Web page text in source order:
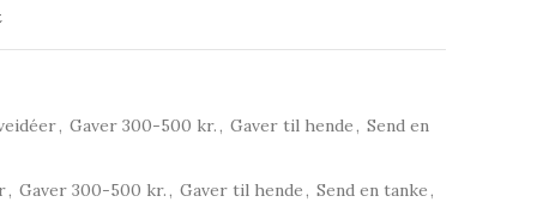
, Gaver 300-500 kr., Gaver til hende, Send en
, Gaver 300-500 kr., Gaver til hende, Send en tanke,